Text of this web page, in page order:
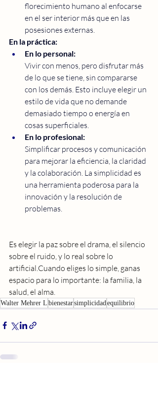
florecimiento humano al enfocarse
en el ser interior más que en las
posesiones externas.
En la práctica:
En lo personal:
Vivir con menos, pero disfrutar más
de lo que se tiene, sin compararse
con los demás. Esto incluye elegir un
estilo de vida que no demande
demasiado tiempo o energía en
cosas superficiales.
En lo profesional:
Simplificar procesos y comunicación
para mejorar la eficiencia, la claridad
y la colaboración. La simplicidad es
una herramienta poderosa para la
innovación y la resolución de
problemas.
Es elegir la paz sobre el drama, el silencio
sobre el ruido, y lo real sobre lo
artificial.Cuando eliges lo simple, ganas
espacio para lo importante: la familia, la
salud, el alma.
Walter Mehrer L bienestarsimplicidad equilibrio